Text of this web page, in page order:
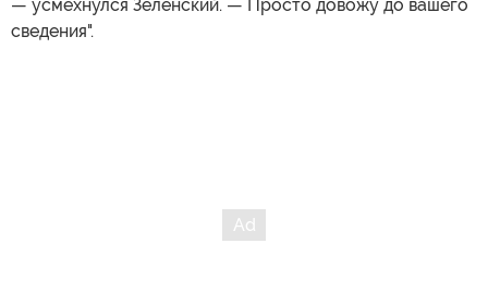
— усмехнулся Зеленский. — Просто довожу до вашего
сведения".